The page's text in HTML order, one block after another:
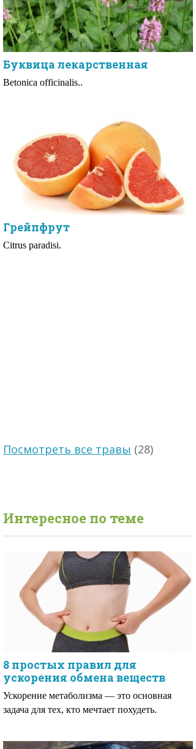
Буквица лекарственная
Betonica officinalis..
Грейпфрут
Citrus paradisi.
Посмотреть все травы (28)
Интересное по теме
8 простых правил для
ускорения обмена веществ
Ускорение метаболизма — это основная
задача для тех, кто мечтает похудеть.